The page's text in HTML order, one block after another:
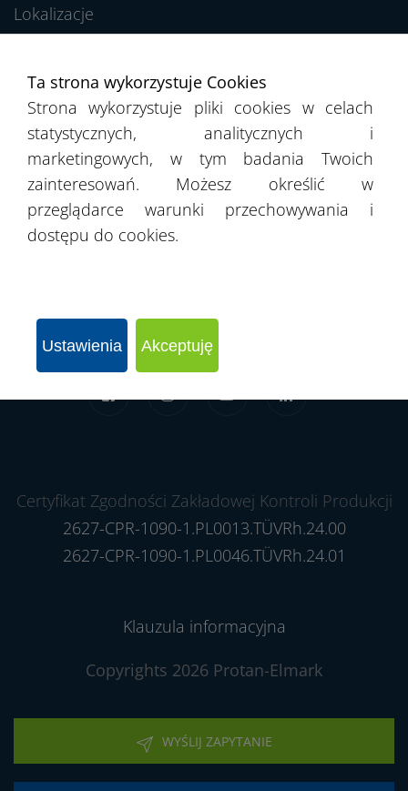
Lokalizacje
Ochrona danych osobowych
Regulamin Newslettera
Zgłaszanie nieprawidłowości / Kanał dla
Sygnalistów
Certyfikat Zgodności Zakładowej Kontroli Produkcji
2627-CPR-1090-1.PL0013.TÜVRh.24.00
2627-CPR-1090-1.PL0046.TÜVRh.24.01
Klauzula informacyjna
Copyrights 2026 Protan-Elmark
WYŚLIJ ZAPYTANIE
Ta strona wykorzystuje Cookies
Strona wykorzystuje pliki cookies w celach
statystycznych, analitycznych i
marketingowych, w tym badania Twoich
zainteresowań. Możesz określić w
przeglądarce warunki przechowywania i
dostępu do cookies.
Ustawienia Akceptuję